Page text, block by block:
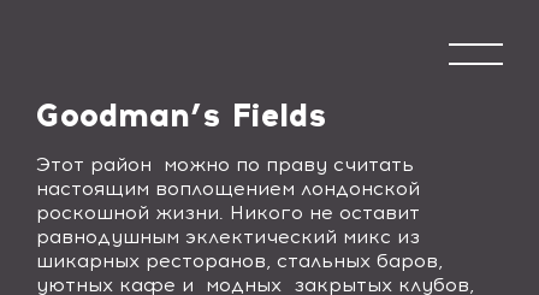
Goodman’s Fields
Этот район можно по праву считать
настоящим воплощением лондонской
роскошной жизни. Никого не оставит
равнодушным эклектический микс из
шикарных ресторанов, стальных баров,
уютных кафе и модных закрытых клубов,